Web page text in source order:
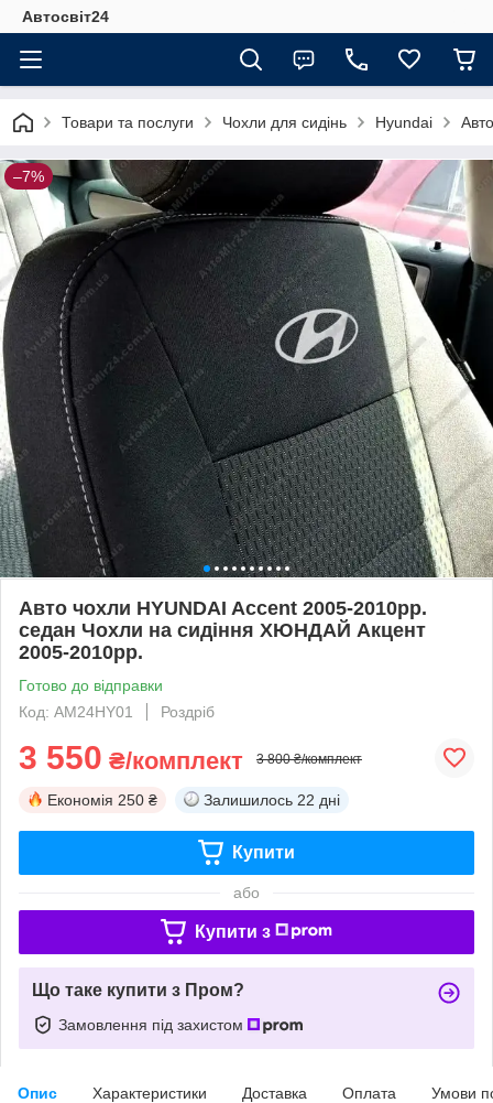
Автосвіт24
Товари та послуги Чохли для сидінь Hyundai
–7%
Авто чохли HYUNDAI Accent 2005-2010рр.
седан Чохли на сидіння ХЮНДАЙ Акцент
2005-2010рр.
Готово до відправки
Код: AM24HY01
Роздріб
3 550 ₴/комплект 3 800 ₴/комплект
Економія 250 ₴ Залишилось 22 дні
Купити
або
Купити з
Що таке купити з Пром?
Замовлення під захистом
Опис Характеристики Доставка Оплата Умови